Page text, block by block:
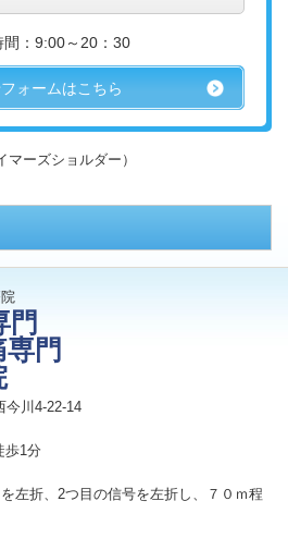
間：9:00～20：30
ォームはこちら
マーズショルダー）
門
門
今川4-22-14
歩1分
左折、2つ目の信号を左折し、７０ｍ程